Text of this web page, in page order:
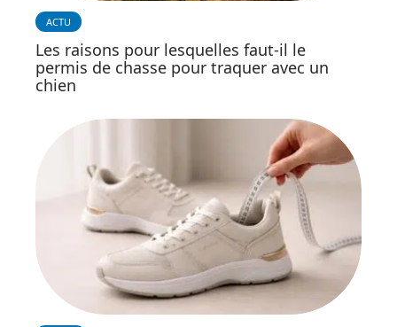
ACTU
Les raisons pour lesquelles faut-il le
permis de chasse pour traquer avec un
chien